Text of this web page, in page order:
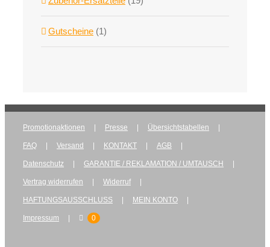
Gutscheine (1)
Promotionaktionen Presse Übersichtstabellen
FAQ Versand KONTAKT AGB
Datenschutz GARANTIE / REKLAMATION / UMTAUSCH
Vertrag widerrufen Widerruf
HAFTUNGSAUSSCHLUSS MEIN KONTO
Impressum 0